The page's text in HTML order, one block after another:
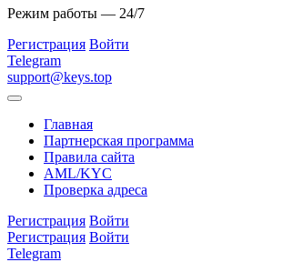
Режим работы — 24/7
Регистрация Войти
Telegram
support@keys.top
Главная
Партнерская программа
Правила сайта
AML/KYC
Проверка адреса
Регистрация Войти
Регистрация Войти
Telegram